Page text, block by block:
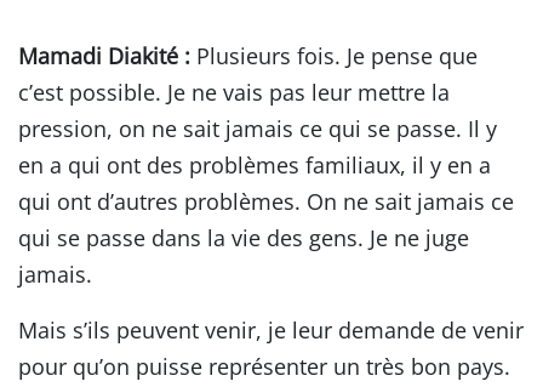
Mamadi Diakité : Plusieurs fois. Je pense que
c’est possible. Je ne vais pas leur mettre la
pression, on ne sait jamais ce qui se passe. Il y
en a qui ont des problèmes familiaux, il y en a
qui ont d’autres problèmes. On ne sait jamais ce
qui se passe dans la vie des gens. Je ne juge
jamais.
Mais s’ils peuvent venir, je leur demande de venir
pour qu’on puisse représenter un très bon pays.